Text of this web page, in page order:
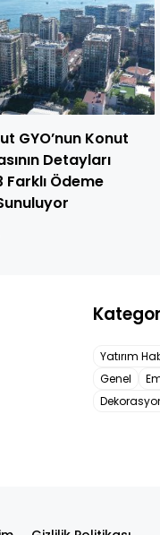
GYO’nun Konut
Detayları
Farklı Ödeme
Yatırım
Genel